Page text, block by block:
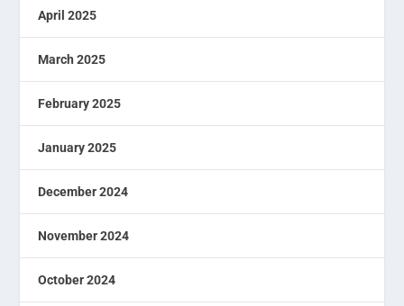
April 2025
March 2025
February 2025
January 2025
December 2024
November 2024
October 2024